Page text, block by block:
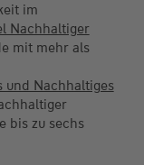
im
Nachhaltiger
mit mehr als
und Nachhaltiges
bis zu sechs